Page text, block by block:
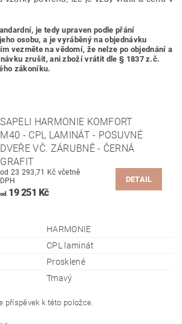
je tedy upraven podle přání
osobu, a je vyráběný na objednávku
vezměte na vědomí, že nelze po objednání a
zrušit, ani zboží vrátit dle § 1837 z.č.
zákoníku.
SAPELI HARMONIE KOMFORT
M40 - CPL LAMINÁT - POSUVNÉ
DVEŘE VČ. ZÁRUBNĚ - ČERNÁ
GRAFIT
od 23 293,71 Kč včetně
DPH
od19 251 Kč
DETAIL
HARMONIE
CPL laminát
Prosklené
Tmavý
příspěvek k této položce.